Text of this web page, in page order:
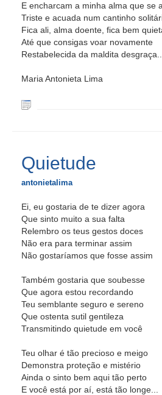
E encharcam a minha alma que se
Triste e acuada num cantinho
Fica ali, alma doente, fica bem
Até que consigas voar novamente
Restabelecida da maldita desgraça...
Maria Antonieta Lima
Quietude
antonietalima
Ei, eu gostaria de te dizer agora
Que sinto muito a sua falta
Relembro os teus gestos doces
Não era para terminar assim
Não gostaríamos que fosse assim
Também gostaria que soubesse
Que agora estou recordando
Teu semblante seguro e sereno
Que ostenta sutil gentileza
Transmitindo quietude em você
Teu olhar é tão precioso e meigo
Demonstra proteção e mistério
Ainda o sinto bem aqui tão perto
E você está por aí, está tão longe...